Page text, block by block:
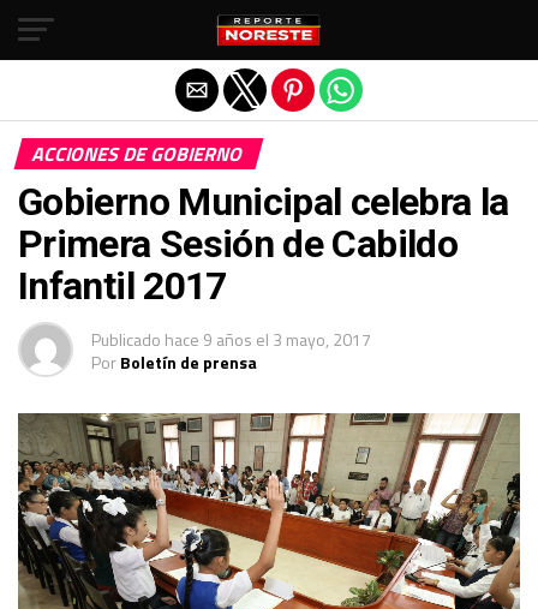
ACCIONES DE GOBIERNO
Gobierno Municipal celebra la
Primera Sesión de Cabildo
Infantil 2017
Publicado hace 9 años el 3 mayo, 2017
PorBoletín de prensa
Salir de la versión móvil